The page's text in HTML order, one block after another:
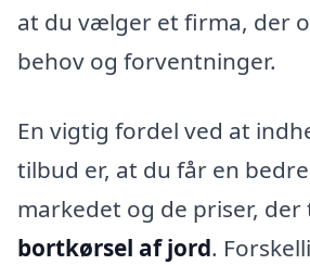
at du vælger et firma, der
behov og forventninger.
En vigtig fordel ved at
tilbud er, at du får en
markedet og de priser,
bortkørsel af jord.